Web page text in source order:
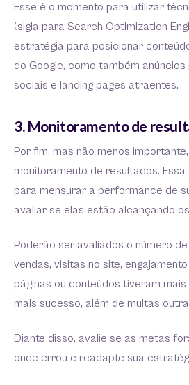
Esse é o momento para utilizar
(sigla para Search Optimization
estratégia para posicionar
do Google, como também
sociais e landing pages atraentes.
3. Monitoramento de
Por fim, mas não menos
monitoramento de resultados.
para mensurar a performance de
avaliar se elas estão alcançando
Poderão ser avaliados o número
vendas, visitas no site,
páginas ou conteúdos tiveram
mais sucesso, além de muitas
Diante disso, avalie se as metas
onde errou e readapte sua